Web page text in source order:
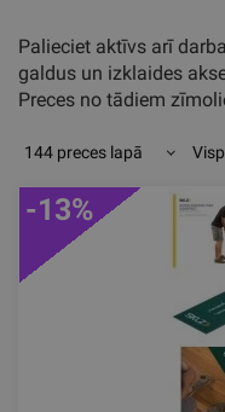
Palieciet aktīvs arī
galdus un izklaides
Preces no tādiem
144 preces lapā
-13%